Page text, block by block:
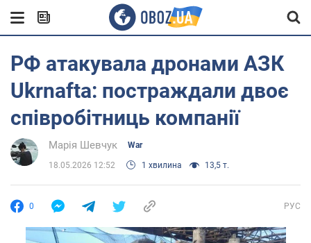
РФ атакувала дронами АЗК
Ukrnafta: постраждали двоє
співробітниць компанії
Марія Шевчук War
18.05.2026 12:52 1 хвилина 13,5 т.
0 РУС